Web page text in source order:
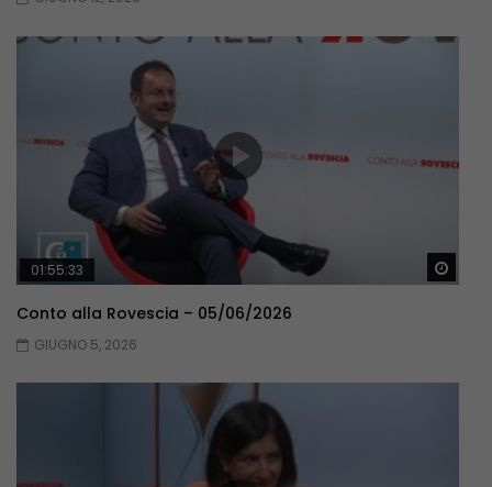
01:55:33
Conto alla Rovescia – 05/06/2026
GIUGNO 5, 2026